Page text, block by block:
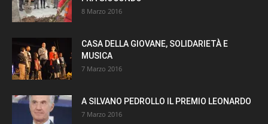
8 Marzo 2016
CASA DELLA GIOVANE, SOLIDARIETÀ E
MUSICA
7 Marzo 2016
A SILVANO PEDROLLO IL PREMIO LEONARDO
7 Marzo 2016